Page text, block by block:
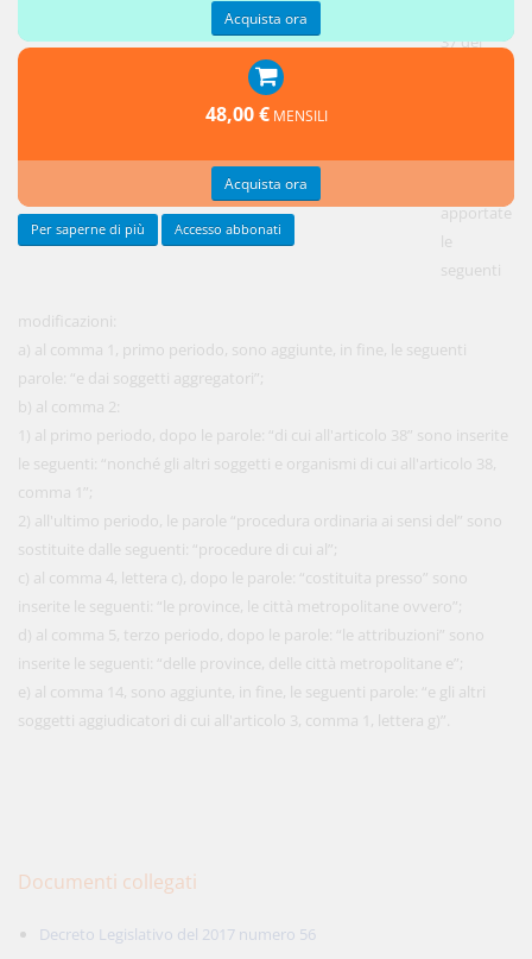
37 del
2016, n.
apportate
le
seguenti
modificazioni:
a) al comma 1, primo periodo, sono aggiunte, in fine, le seguenti
parole: “e dai soggetti aggregatori”;
b) al comma 2:
1) al primo periodo, dopo le parole: “di cui all'articolo 38” sono inserite
le seguenti: “nonché gli altri soggetti e organismi di cui all'articolo 38,
comma 1”;
2) all'ultimo periodo, le parole “procedura ordinaria ai sensi del” sono
sostituite dalle seguenti: “procedure di cui al”;
c) al comma 4, lettera c), dopo le parole: “costituita presso” sono
inserite le seguenti: “le province, le città metropolitane ovvero”;
d) al comma 5, terzo periodo, dopo le parole: “le attribuzioni” sono
inserite le seguenti: “delle province, delle città metropolitane e”;
e) al comma 14, sono aggiunte, in fine, le seguenti parole: “e gli altri
soggetti aggiudicatori di cui all'articolo 3, comma 1, lettera g)”.
Documenti collegati
Decreto Legislativo del 2017 numero 56
Acquista ora
48,00 € MENSILI
Acquista ora
Per saperne di più Accesso abbonati